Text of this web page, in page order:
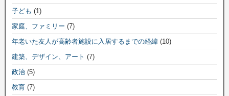
子ども (1)
家庭、ファミリー (7)
年老いた友人が高齢者施設に入居するまでの経緯 (10)
建築、デザイン、アート (7)
政治 (5)
教育 (7)